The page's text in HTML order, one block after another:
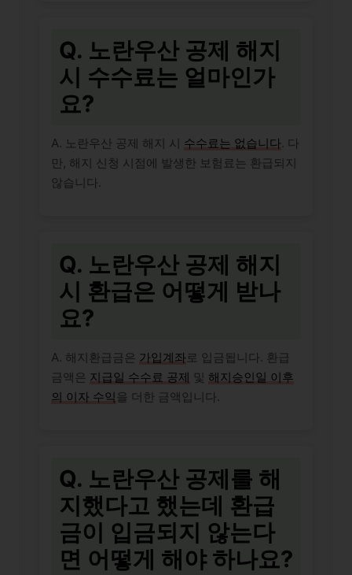
Q. 노란우산 공제 해지
시 수수료는 얼마인가
요?
A. 노란우산 공제 해지 시 수수료는 없습니다. 다
만, 해지 신청 시점에 발생한 보험료는 환급되지
않습니다.
Q. 노란우산 공제 해지
시 환급은 어떻게 받나
요?
A. 해지환급금은 가입계좌로 입금됩니다. 환급
금액은 지급일 수수료 공제 및 해지승인일 이후
의 이자 수익을 더한 금액입니다.
Q. 노란우산 공제를 해
지했다고 했는데 환급
금이 입금되지 않는다
면 어떻게 해야 하나요?